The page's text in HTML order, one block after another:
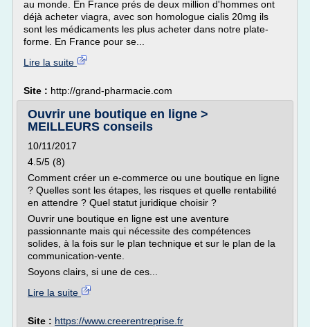
au monde. En France prés de deux million d'hommes ont
déjà acheter viagra, avec son homologue cialis 20mg ils
sont les médicaments les plus acheter dans notre plate-
forme. En France pour se...
Lire la suite
Site : http://grand-pharmacie.com
Ouvrir une boutique en ligne >
MEILLEURS conseils
10/11/2017
4.5/5 (8)
Comment créer un e-commerce ou une boutique en ligne
? Quelles sont les étapes, les risques et quelle rentabilité
en attendre ? Quel statut juridique choisir ?
Ouvrir une boutique en ligne est une aventure
passionnante mais qui nécessite des compétences
solides, à la fois sur le plan technique et sur le plan de la
communication-vente.
Soyons clairs, si une de ces...
Lire la suite
Site : https://www.creerentreprise.fr